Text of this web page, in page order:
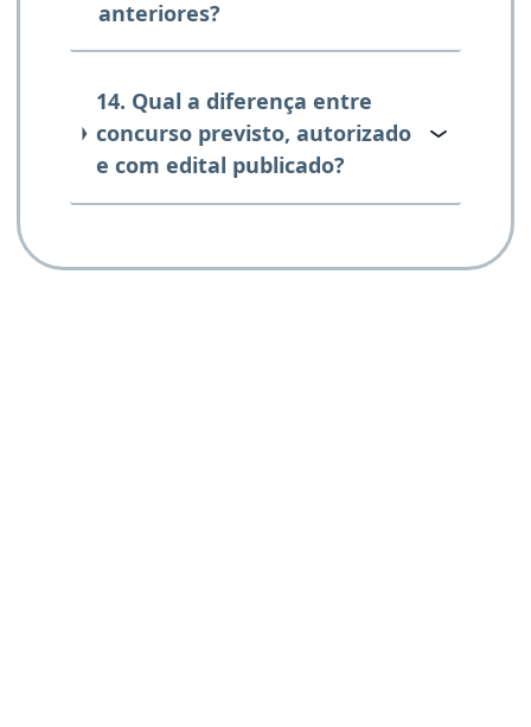
anteriores?
14. Qual a diferença entre
concurso previsto, autorizado
e com edital publicado?